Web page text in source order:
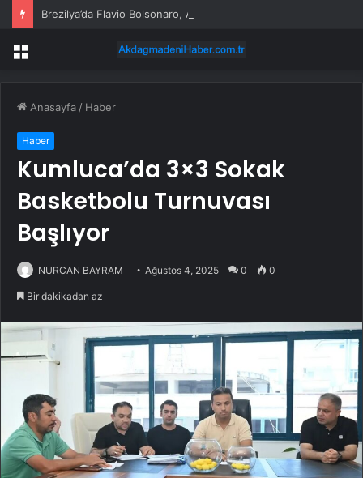
Menü
Anasayfa / Haber
Haber
Kumluca’da 3×3 Sokak
Basketbolu Turnuvası
Başlıyor
NURCAN BAYRAM Ağustos 4, 2025 0 0
Bir dakikadan az